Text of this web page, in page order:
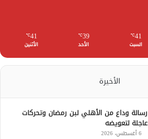
41
℃
السبت
39
℃
الأحد
41
℃
الأثنين
الأخيرة
رسالة وداع من الأهلي لبن رمضان وتحركات
عاجلة لتعويضه
6 أغسطس، 2026